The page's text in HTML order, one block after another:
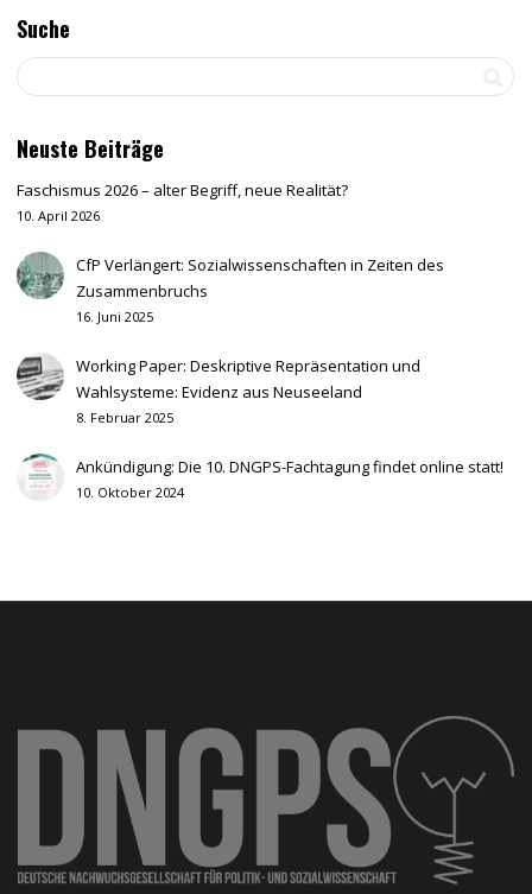
Suche
Neuste Beiträge
Faschismus 2026 – alter Begriff, neue Realität?
10. April 2026
CfP Verlängert: Sozialwissenschaften in Zeiten des
Zusammenbruchs
16. Juni 2025
Working Paper: Deskriptive Repräsentation und
Wahlsysteme: Evidenz aus Neuseeland
8. Februar 2025
Ankündigung: Die 10. DNGPS-Fachtagung findet online statt!
10. Oktober 2024